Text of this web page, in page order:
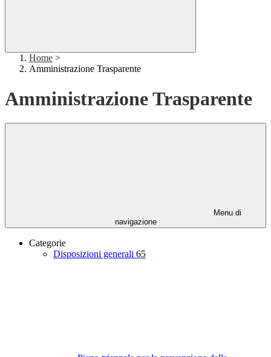
Home >
Amministrazione Trasparente
Amministrazione Trasparente
Menu di
navigazione
Categorie
Disposizioni generali 65